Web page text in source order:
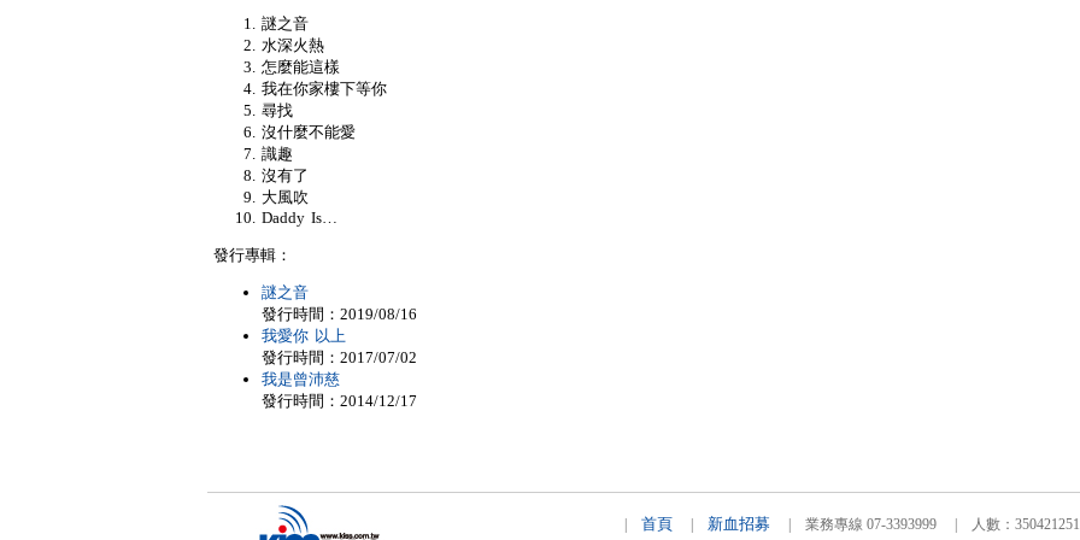
謎之音
水深火熱
怎麼能這樣
我在你家樓下等你
尋找
沒什麼不能愛
識趣
沒有了
大風吹
Daddy Is…
發行專輯：
謎之音
發行時間：2019/08/16
我愛你 以上
發行時間：2017/07/02
我是曾沛慈
發行時間：2014/12/17
首頁 新血招募 | 業務專線 07-3393999 | 人數：